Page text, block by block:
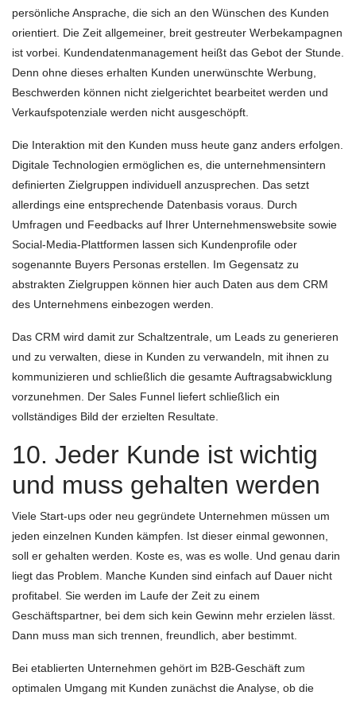
persönliche Ansprache, die sich an den Wünschen des Kunden
orientiert. Die Zeit allgemeiner, breit gestreuter Werbekampagnen
ist vorbei. Kundendatenmanagement heißt das Gebot der Stunde.
Denn ohne dieses erhalten Kunden unerwünschte Werbung,
Beschwerden können nicht zielgerichtet bearbeitet werden und
Verkaufspotenziale werden nicht ausgeschöpft.
Die Interaktion mit den Kunden muss heute ganz anders erfolgen.
Digitale Technologien ermöglichen es, die unternehmensintern
definierten Zielgruppen individuell anzusprechen. Das setzt
allerdings eine entsprechende Datenbasis voraus. Durch
Umfragen und Feedbacks auf Ihrer Unternehmenswebsite sowie
Social-Media-Plattformen lassen sich Kundenprofile oder
sogenannte Buyers Personas erstellen. Im Gegensatz zu
abstrakten Zielgruppen können hier auch Daten aus dem CRM
des Unternehmens einbezogen werden.
Das CRM wird damit zur Schaltzentrale, um Leads zu generieren
und zu verwalten, diese in Kunden zu verwandeln, mit ihnen zu
kommunizieren und schließlich die gesamte Auftragsabwicklung
vorzunehmen. Der Sales Funnel liefert schließlich ein
vollständiges Bild der erzielten Resultate.
10. Jeder Kunde ist wichtig
und muss gehalten werden
Viele Start-ups oder neu gegründete Unternehmen müssen um
jeden einzelnen Kunden kämpfen. Ist dieser einmal gewonnen,
soll er gehalten werden. Koste es, was es wolle. Und genau darin
liegt das Problem. Manche Kunden sind einfach auf Dauer nicht
profitabel. Sie werden im Laufe der Zeit zu einem
Geschäftspartner, bei dem sich kein Gewinn mehr erzielen lässt.
Dann muss man sich trennen, freundlich, aber bestimmt.
Bei etablierten Unternehmen gehört im B2B-Geschäft zum
optimalen Umgang mit Kunden zunächst die Analyse, ob die